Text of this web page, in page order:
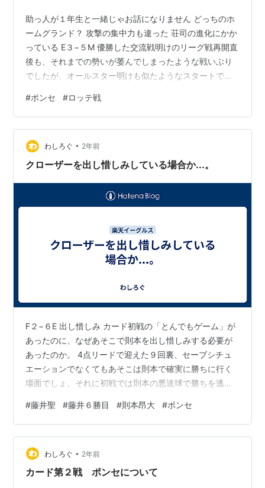
助っ人が１年生と一緒じゃお話になりません どっちのホ
ームグランド？ 攻撃の集中力も違った 荘司の進化にかか
っている E３−５M 優勝した交流戦明けのリーグ戦再開直
後も、それまでの勢いが萎んでしまったような戦いぶり
でしたが、オールスター明けも似たようなスタートです
な後半戦最初のカードの試合内容です。相手はオールス
ター前５連敗中だったロッテだというのに...。 もう、理
屈じゃない、「相性が悪い」としか言いようがありませ
んｗ。ロッテというチーム自体が天敵という感じがしま
す。昨日のゲームは振り返りたくもありませんが、感じ
#ポンセ #ロッテ戦
わしろぐ • 2年前
クローザーを出し惜しみしている場合か...。
F２−６E 出し惜しみ カード初戦の「とんでもゲーム」が
あったのに、なぜあそこで則本を出し惜しみする必要が
あったのか。 4点リードで迎えた９回裏、セーブシチュ
エーションでなくてもあそこは則本で確実に勝ちに行く
場面でしょ。それに初戦では則本の悪送球で勝ちを逃し
ず。 体力的な面からの則本温存はセオリーという見方も
あるでしょう。けど、このカードの則本は直前まで４日
空けてまだ１イニングしか投げていなかった。しかも翌
日は移動日、なんの支障もなかった。 けっきょく出すん
でしょ マウンドに送られたターリーはいつも以上にボー
#藤井聖 #藤井６勝目 #則本昂大 #ポンセ
わしろぐ • 2年前
カード第２戦 ポンセについて